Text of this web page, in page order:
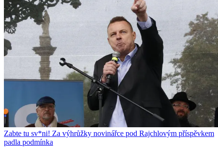
Zabte tu sv*ni! Za výhrůžky novinářce pod Rajchlovým příspěvkem
padla podmínka